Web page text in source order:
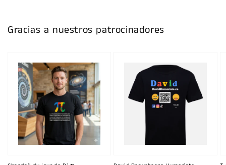
Gracias a nuestros patrocinadores